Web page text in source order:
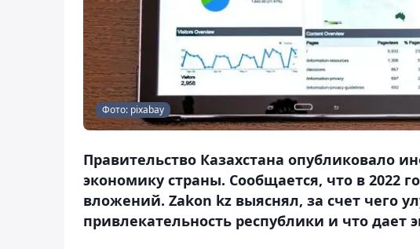
Фото: pixabay
Правительство Казахстана опубликовало
экономику страны. Сообщается, что в 2022
вложений. Zakon kz выяснял, за счет чего
привлекательность республики и что